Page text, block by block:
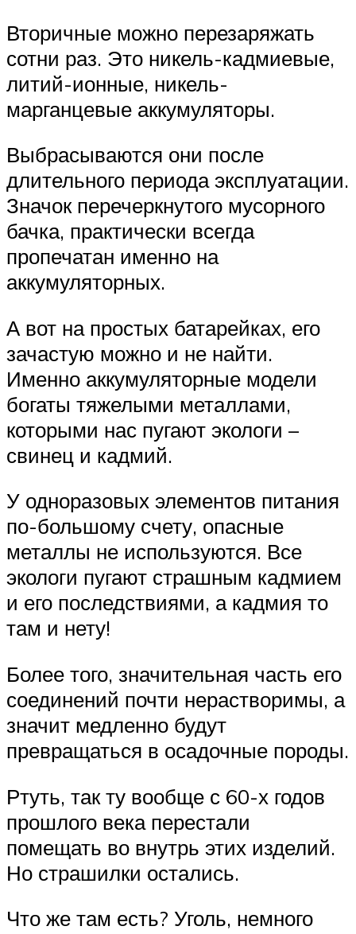
Вторичные можно перезаряжать
сотни раз. Это никель-кадмиевые,
литий-ионные, никель-
марганцевые аккумуляторы.
Выбрасываются они после
длительного периода эксплуатации.
Значок перечеркнутого мусорного
бачка, практически всегда
пропечатан именно на
аккумуляторных.
А вот на простых батарейках, его
зачастую можно и не найти.
Именно аккумуляторные модели
богаты тяжелыми металлами,
которыми нас пугают экологи –
свинец и кадмий.
У одноразовых элементов питания
по-большому счету, опасные
металлы не используются. Все
экологи пугают страшным кадмием
и его последствиями, а кадмия то
там и нету!
Более того, значительная часть его
соединений почти нерастворимы, а
значит медленно будут
превращаться в осадочные породы.
Ртуть, так ту вообще с 60-х годов
прошлого века перестали
помещать во внутрь этих изделий.
Но страшилки остались.
Что же там есть? Уголь, немного